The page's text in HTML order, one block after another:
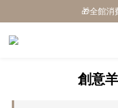
🎁全館
🎁全館
🎉新
🎁全館消
創意